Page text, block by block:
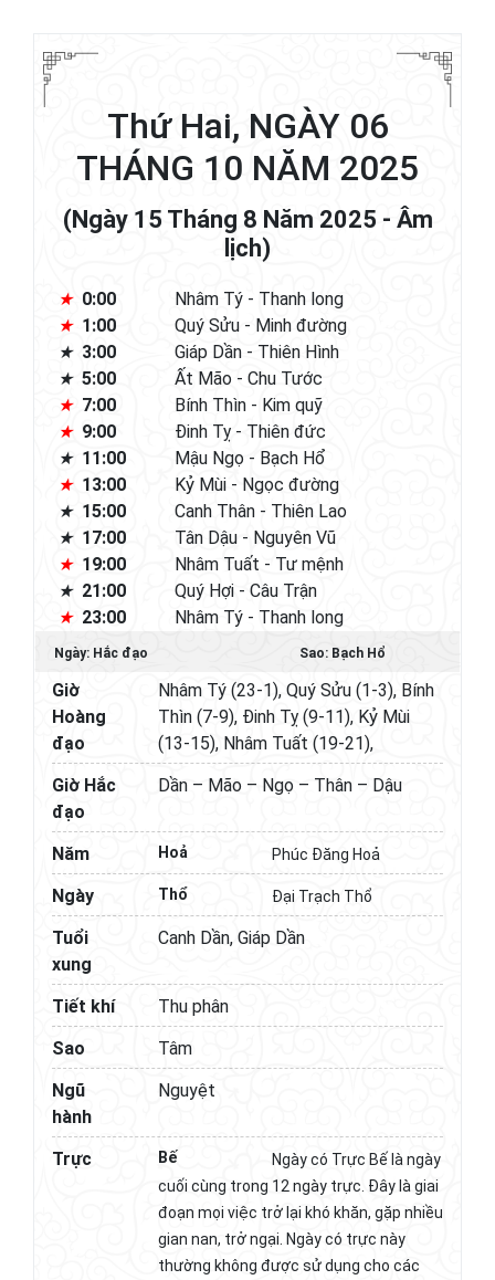
Thứ Hai, NGÀY 06
THÁNG 10 NĂM 2025
(Ngày 15 Tháng 8 Năm 2025 - Âm
lịch)
0:00
Nhâm Tý - Thanh long
1:00
Quý Sửu - Minh đường
3:00
Giáp Dần - Thiên Hình
5:00
Ất Mão - Chu Tước
7:00
Bính Thìn - Kim quỹ
9:00
Đinh Tỵ - Thiên đức
11:00
Mậu Ngọ - Bạch Hổ
13:00
Kỷ Mùi - Ngọc đường
15:00
Canh Thân - Thiên Lao
17:00
Tân Dậu - Nguyên Vũ
19:00
Nhâm Tuất - Tư mệnh
21:00
Quý Hợi - Câu Trận
23:00
Nhâm Tý - Thanh long
Ngày: Hắc đạo Sao: Bạch Hổ
Giờ
Hoàng
đạo
Nhâm Tý (23-1), Quý Sửu (1-3), Bính
Thìn (7-9), Đinh Tỵ (9-11), Kỷ Mùi
(13-15), Nhâm Tuất (19-21),
Giờ Hắc
đạo
Dần – Mão – Ngọ – Thân – Dậu
Năm Hoả Phúc Đăng Hoả
Ngày Thổ Đại Trạch Thổ
Tuổi
xung
Canh Dần, Giáp Dần
Tiết khí
Thu phân
Sao
Tâm
Ngũ
hành
Nguyệt
Trực Bế
Ngày có Trực Bế là ngày
cuối cùng trong 12 ngày trực. Đây là giai
đoạn mọi việc trở lại khó khăn, gặp nhiều
gian nan, trở ngại. Ngày có trực này
thường không được sử dụng cho các